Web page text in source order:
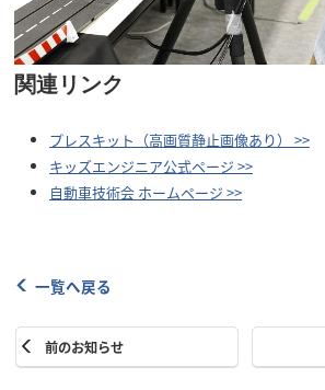
関連リンク
プレスキット（高画質静止画像あり） >>
キッズエンジニア公式ページ >>
自動車技術会 ホームページ >>
一覧へ戻る
前のお知らせ